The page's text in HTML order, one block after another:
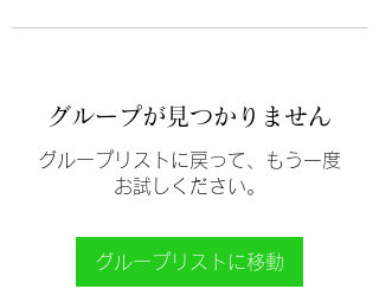
グループが見つかりません
グループリストに戻って、もう一度
お試しください。
グループリストに移動